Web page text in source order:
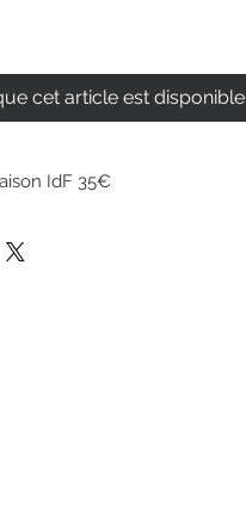
cet article est disponible
IdF 35€